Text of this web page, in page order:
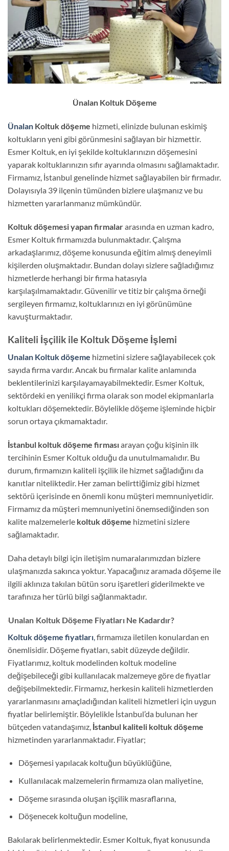
Ünalan Koltuk Döşeme
Ünalan Koltuk döşeme hizmeti, elinizde bulunan eskimiş
koltukların yeni gibi görünmesini sağlayan bir hizmettir.
Esmer Koltuk, en iyi şekilde koltuklarınızın döşemesini
yaparak koltuklarınızın sıfır ayarında olmasını sağlamaktadır.
Firmamız, İstanbul genelinde hizmet sağlayabilen bir firmadır.
Dolayısıyla 39 ilçenin tümünden bizlere ulaşmanız ve bu
hizmetten yararlanmanız mümkündür.
Koltuk döşemesi yapan firmalararasında en uzman kadro,
Esmer Koltuk firmamızda bulunmaktadır. Çalışma
arkadaşlarımız, döşeme konusunda eğitim almış deneyimli
kişilerden oluşmaktadır. Bundan dolayı sizlere sağladığımız
hizmetlerde herhangi bir firma hatasıyla
karşılaşılmamaktadır. Güvenilir ve titiz bir çalışma örneği
sergileyen firmamız, koltuklarınızı en iyi görünümüne
kavuşturmaktadır.
Kaliteli İşçilik ile Koltuk Döşeme İşlemi
Unalan Koltuk döşeme hizmetini sizlere sağlayabilecek çok
sayıda firma vardır. Ancak bu firmalar kalite anlamında
beklentilerinizi karşılayamayabilmektedir. Esmer Koltuk,
sektördeki en yenilikçi firma olarak son model ekipmanlarla
koltukları döşemektedir. Böylelikle döşeme işleminde hiçbir
sorun ortaya çıkmamaktadır.
İstanbul koltuk döşeme firmasıarayan çoğu kişinin ilk
tercihinin Esmer Koltuk olduğu da unutulmamalıdır. Bu
durum, firmamızın kaliteli işçilik ile hizmet sağladığını da
kanıtlar niteliktedir. Her zaman belirttiğimiz gibi hizmet
sektörü içerisinde en önemli konu müşteri memnuniyetidir.
Firmamız da müşteri memnuniyetini önemsediğinden son
kalite malzemelerle koltuk döşeme hizmetini sizlere
sağlamaktadır.
Daha detaylı bilgi için iletişim numaralarımızdan bizlere
ulaşmanızda sakınca yoktur. Yapacağınız aramada döşeme ile
ilgili aklınıza takılan bütün soru işaretleri giderilmekte ve
tarafınıza her türlü bilgi sağlanmaktadır.
Unalan Koltuk Döşeme Fiyatları Ne Kadardır?
Koltuk döşeme fiyatları firmamıza iletilen konulardan en
önemlisidir. Döşeme fiyatları, sabit düzeyde değildir.
Fiyatlarımız, koltuk modelinden koltuk modeline
değişebileceği gibi kullanılacak malzemeye göre de fiyatlar
değişebilmektedir. Firmamız, herkesin kaliteli hizmetlerden
yararlanmasını amaçladığından kaliteli hizmetleri için uygun
fiyatlar belirlemiştir. Böylelikle İstanbul’da bulunan her
bütçeden vatandaşımız, İstanbul kaliteli koltuk döşeme
hizmetinden yararlanmaktadır. Fiyatlar;
Döşemesi yapılacak koltuğun büyüklüğüne,
Kullanılacak malzemelerin firmamıza olan maliyetine,
Döşeme sırasında oluşan işçilik masraflarına,
Döşenecek koltuğun modeline,
Bakılarak belirlenmektedir. Esmer Koltuk, fiyat konusunda